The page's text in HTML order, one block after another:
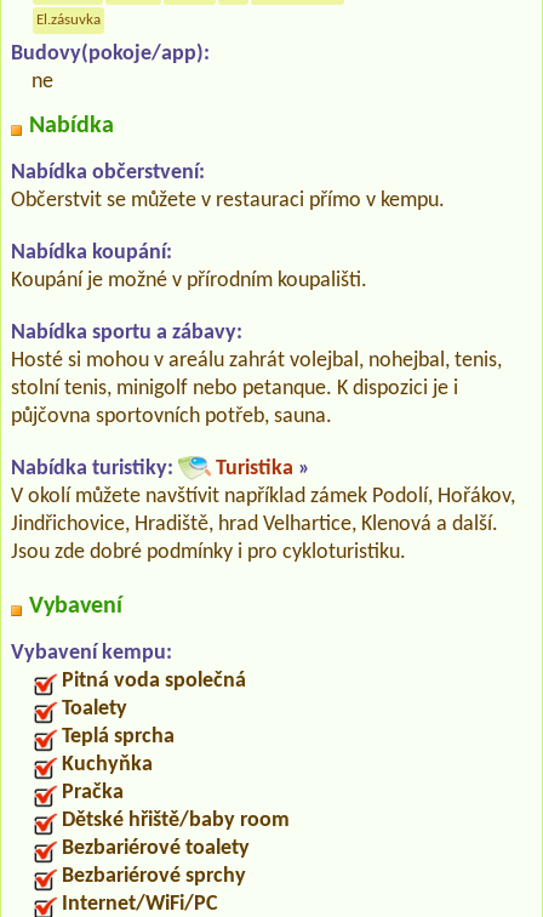
El.zásuvka
Budovy(pokoje/app):
ne
Nabídka
Nabídka občerstvení:
Občerstvit se můžete v restauraci přímo v kempu.
Nabídka koupání:
Koupání je možné v přírodním koupališti.
Nabídka sportu a zábavy:
Hosté si mohou v areálu zahrát volejbal, nohejbal, tenis,
stolní tenis, minigolf nebo petanque. K dispozici je i
půjčovna sportovních potřeb, sauna.
Nabídka turistiky: Turistika »
V okolí můžete navštívit například zámek Podolí, Hořákov,
Jindřichovice, Hradiště, hrad Velhartice, Klenová a další.
Jsou zde dobré podmínky i pro cykloturistiku.
Vybavení
Vybavení kempu:
Pitná voda společná
Toalety
Teplá sprcha
Kuchyňka
Pračka
Dětské hřiště/baby room
Bezbariérové toalety
Bezbariérové sprchy
Internet/WiFi/PC